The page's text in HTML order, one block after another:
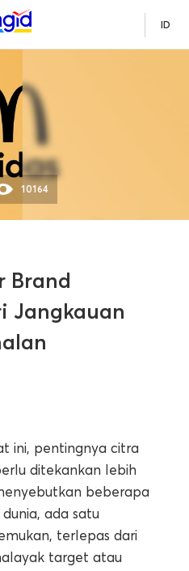
ID
Brand
Jangkauan
10164
ini, pentingnya citra
ditekankan lebih
beberapa
ada satu
terlepas dari
target atau